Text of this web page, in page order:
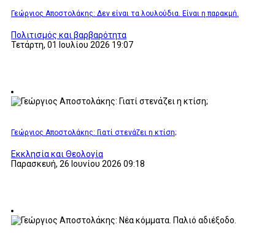
Γεώργιος Αποστολάκης: Δεν είναι τα λουλούδια. Είναι η παρακμή.
Πολιτισμός και βαρβαρότητα
Τετάρτη, 01 Ιουλίου 2026 19:07
Γεώργιος Αποστολάκης: Γιατί στενάζει η κτίση;
Εκκλησία και Θεολογία
Παρασκευή, 26 Ιουνίου 2026 09:18